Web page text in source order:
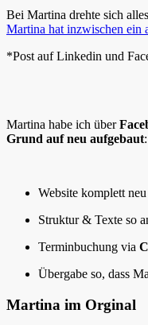
Bei Martina drehte sich
Martina hat inzwischen ein
*Post auf Linkedin und
Martina habe ich über
Grund auf neu aufgebaut:
Website komplett
Struktur & Texte so
Terminbuchung via
Übergabe so, dass
Martina im Orginal